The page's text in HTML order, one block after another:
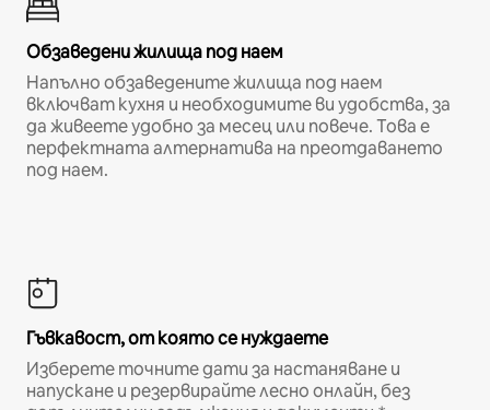
Обзаведени жилища под наем
Напълно обзаведените жилища под наем
включват кухня и необходимите ви удобства, за
да живеете удобно за месец или повече. Това е
перфектната алтернатива на преотдаването
под наем.
Гъвкавост, от която се нуждаете
Изберете точните дати за настаняване и
напускане и резервирайте лесно онлайн, без